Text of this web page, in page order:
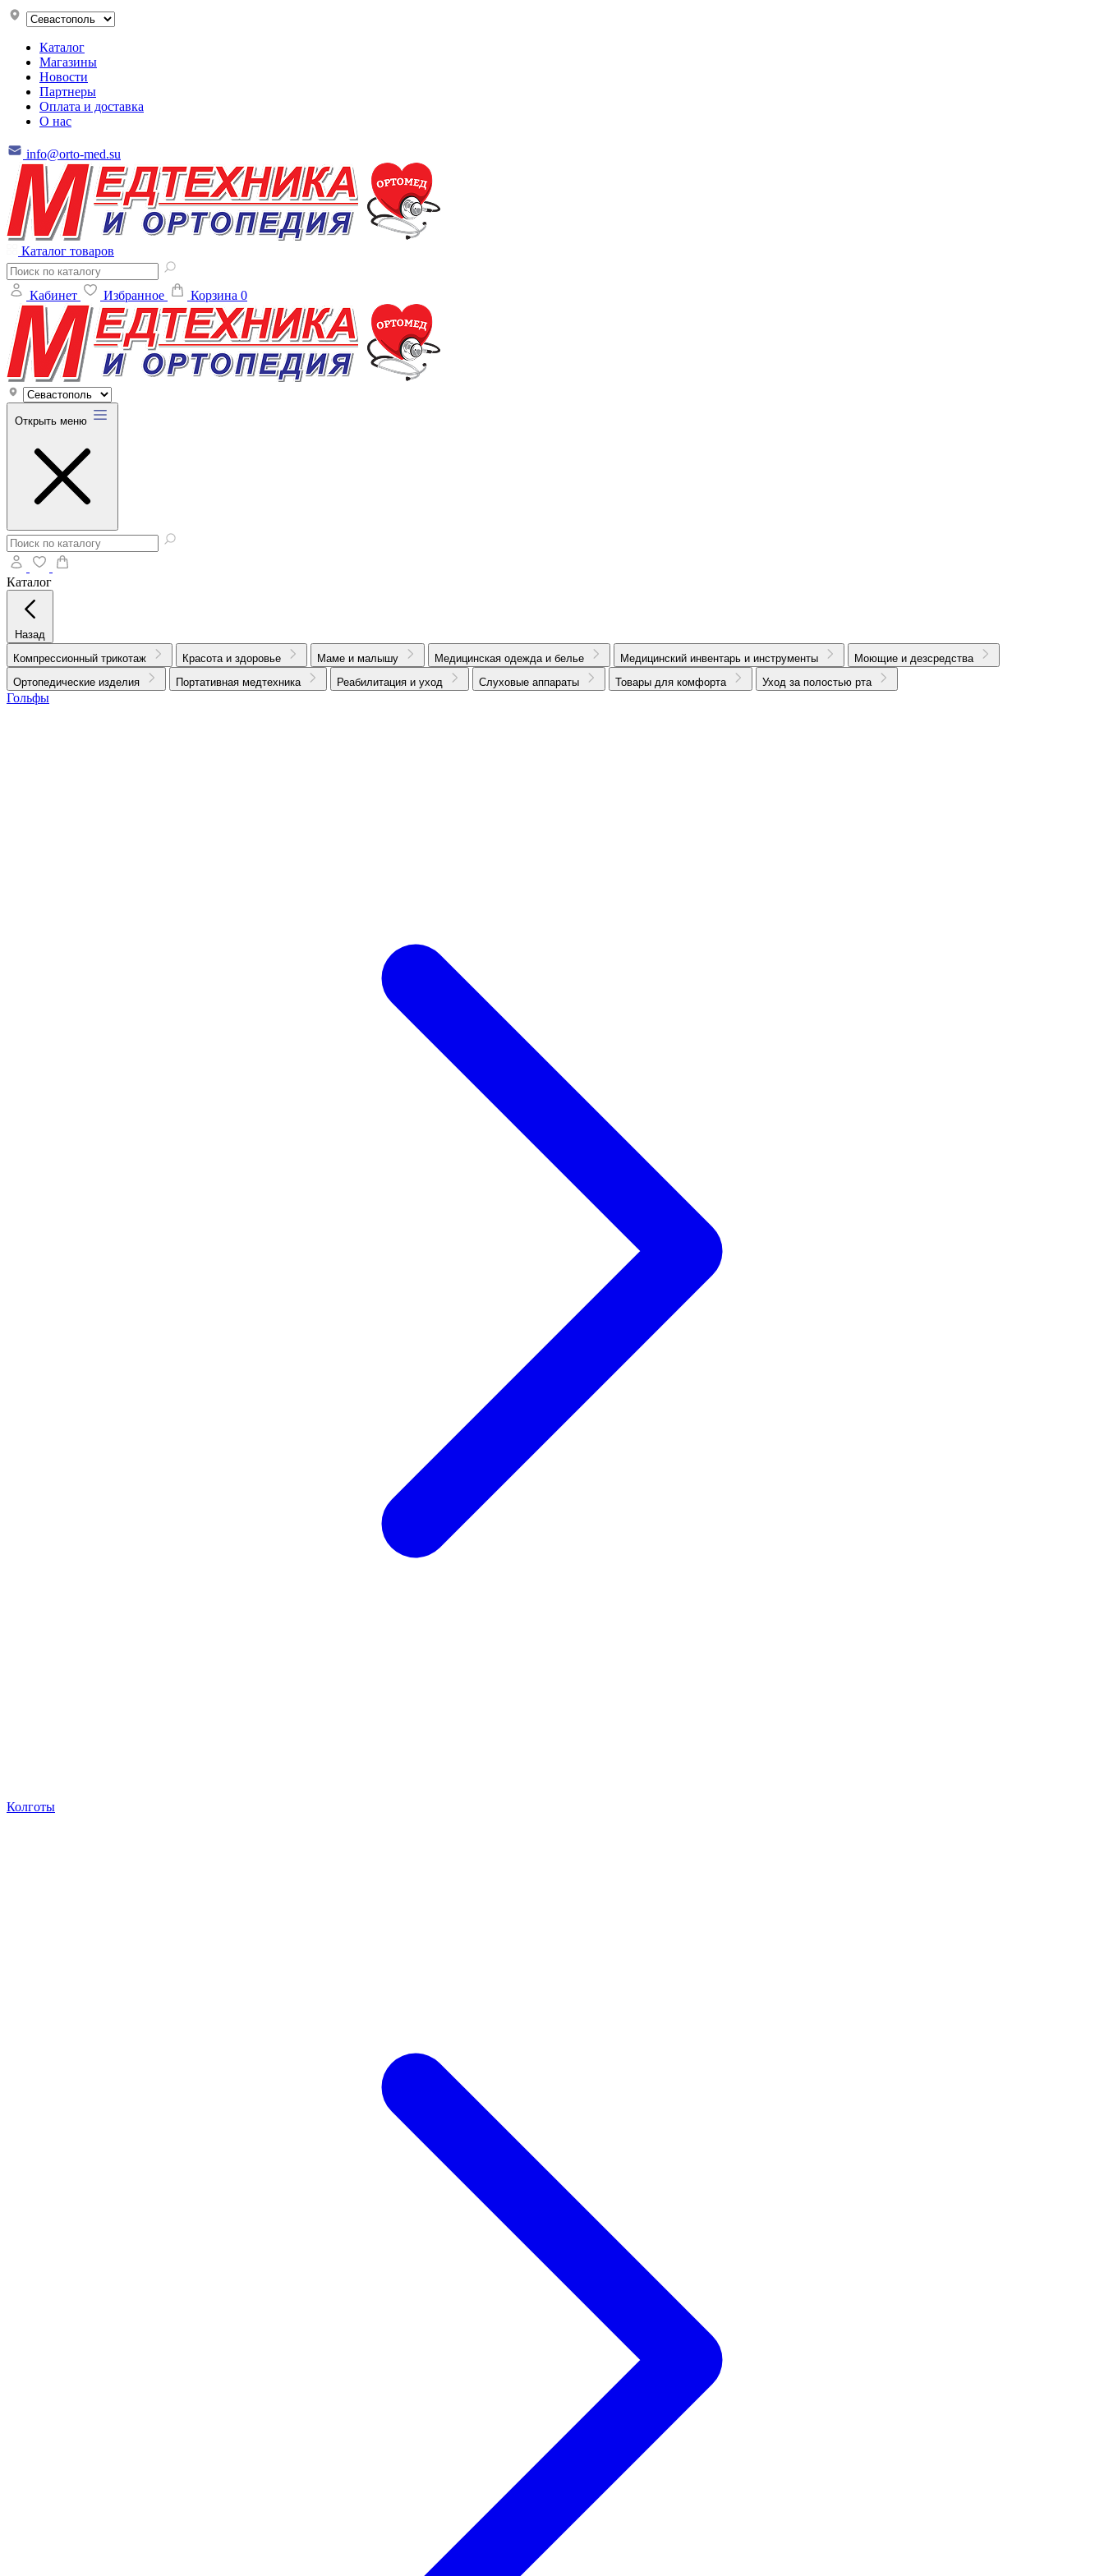
Каталог
Магазины
Новости
Партнеры
Оплата и доставка
О нас
info@orto-med.su
Каталог товаров
Кабинет Избранное Корзина 0
Открыть меню
Каталог
Назад
Компрессионный трикотаж
Красота и здоровье Маме и малышу Медицинская одежда и белье Медицинский инвентарь и инструменты
Моющие и дезсредства
Ортопедические изделия
Портативная медтехника Реабилитация и уход Слуховые аппараты Товары для комфорта Уход за полостью рта
Гольфы
Колготы